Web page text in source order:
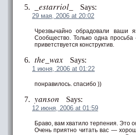
_estarriol_ Says:
29 мая, 2006 at 20:02
Чрезвычайно обрадовали ваши
Сообщество. Только одна
приветствуется конструктив.
the_wax Says:
1 июня, 2006 at 01:22
понравилось. спасибо ))
yanson Says:
12 июня, 2006 at 01:59
Браво, вам хватило терпения. Это
Очень приятно читать вас —